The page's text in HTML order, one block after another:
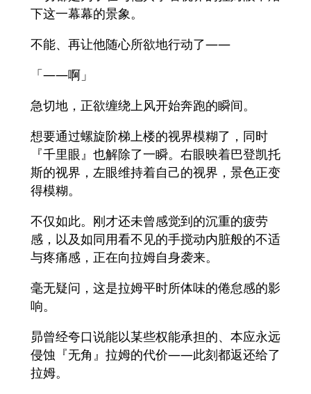
下这一幕幕的景象。
不能、再让他随心所欲地行动了——
「——啊」
急切地，正欲缠绕上风开始奔跑的瞬间。
想要通过螺旋阶梯上楼的视界模糊了，同时
『千里眼』也解除了一瞬。右眼映着巴登凯托
斯的视界，左眼维持着自己的视界，景色正变
得模糊。
不仅如此。刚才还未曾感觉到的沉重的疲劳
感，以及如同用看不见的手搅动内脏般的不适
与疼痛感，正在向拉姆自身袭来。
毫无疑问，这是拉姆平时所体味的倦怠感的影
响。
昴曾经夸口说能以某些权能承担的、本应永远
侵蚀『无角』拉姆的代价——此刻都返还给了
拉姆。